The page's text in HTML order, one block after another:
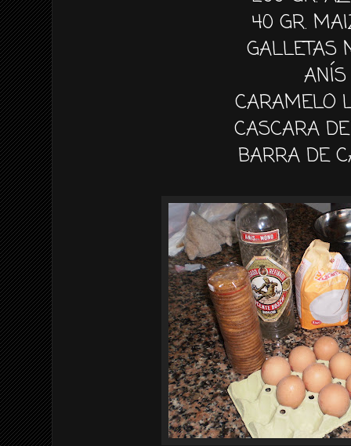
40 GR.
GALLETAS
ANÍS
CARAMELO
CASCARA
BARRA DE